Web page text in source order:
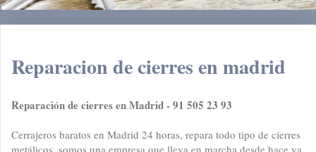
Reparacion de cierres en madrid
Reparación de cierres en Madrid - 91 505 23 93
Cerrajeros baratos en Madrid 24 horas, repara todo tipo de cierres
metálicos, somos una empresa que lleva en marcha desde hace ya